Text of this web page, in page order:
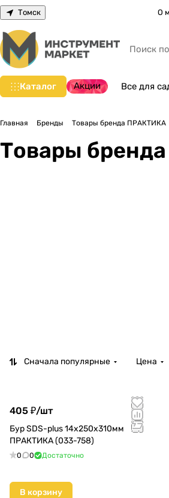
Томск О
Каталог Акции Все для
Главная Бренды Товары бренда ПРАКТИКА
Товары
Сначала популярные Цена
405 ₽/шт
Бур SDS-plus 14х250х310мм
ПРАКТИКА (033-758)
0 0 Достаточно
В корзину